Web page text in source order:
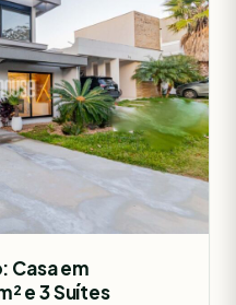
Casa em
e 3 Suítes